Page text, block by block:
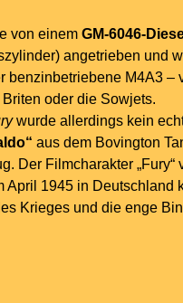
von einem GM-6046-
angetrieben und
benzinbetriebene M4A3 –
oder die Sowjets.
wurde allerdings kein
aus dem Bovington
Der Filmcharakter
April 1945 in Deutschland
Krieges und die enge